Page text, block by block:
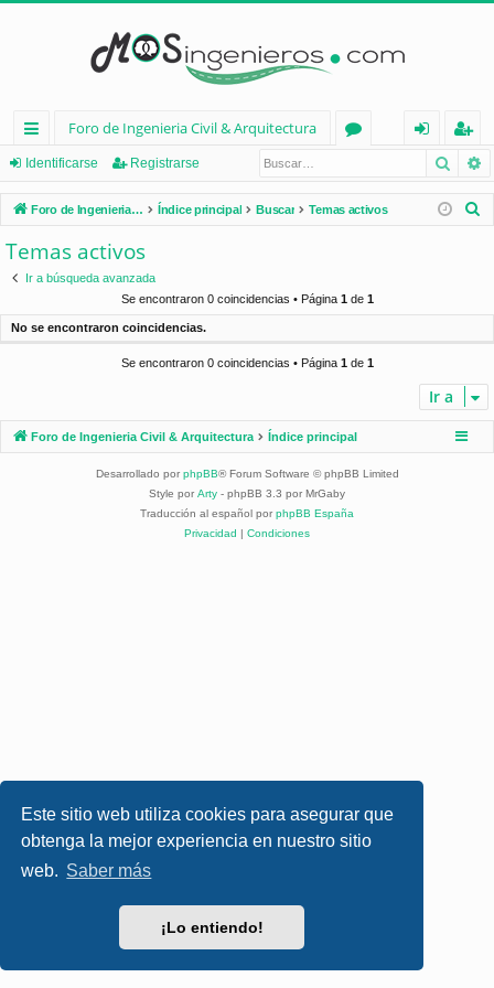
Este sitio web utiliza cookies para asegurar que
obtenga la mejor experiencia en nuestro sitio
web. Saber más
¡Lo entiendo!
nl
ac
es
rá
d
Foro de Ingenieria Civil & Arquitectura
os
nt
ifi
eg
ist
ra
Identificarse Registrarse
Foro de Ingenieria Civil & Arquitectura Índice principal Buscar Temas activos
Temas activos
Ir a búsqueda avanzada
Se encontraron 0 coincidencias • Página 1de 1
No se encontraron coincidencias.
Se encontraron 0 coincidencias • Página 1de 1
Ir a
Foro de Ingenieria Civil & Arquitectura Índice principal
Desarrollado por phpBB® Forum Software © phpBB Limited
Style por Arty - phpBB 3.3 por MrGaby
Traducción al español por phpBB España
Privacidad | Condiciones